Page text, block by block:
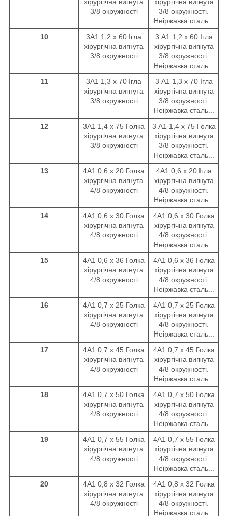
3/8 окружності
3/8 окружності.
Неіржавка сталь...
10
3А1 1,2 х 60 Ігла
хірургічна вигнута
3/8 окружності
3 А1 1,2 х 60 Ігла
хірургічна вигнута
3/8 окружності.
Неіржавка сталь...
11
3А1 1,3 х 70 Ігла
хірургічна вигнута
3/8 окружності
3 А1 1,3 х 70 Ігла
хірургічна вигнута
3/8 окружності.
Неіржавка сталь...
12
3А1 1,4 х 75 Голка
хірургічна вигнута
3/8 окружності
3 А1 1,4 х 75 Голка
хірургічна вигнута
3/8 окружності.
Неіржавка сталь...
13
4А1 0,6 х 20 Голка
хірургічна вигнута
4/8 окружності
4А1 0,6 х 20 Ігла
хірургічна вигнута
4/8 окружності.
Неіржавка сталь...
14
4А1 0,6 х 30 Голка
хірургічна вигнута
4/8 окружності
4А1 0,6 х 30 Голка
хірургічна вигнута
4/8 окружності.
Неіржавка сталь...
15
4А1 0,6 х 36 Голка
хірургічна вигнута
4/8 окружності
4А1 0,6 х 36 Голка
хірургічна вигнута
4/8 окружності.
Неіржавка сталь...
16
4А1 0,7 х 25 Голка
хірургічна вигнута
4/8 окружності
4А1 0,7 х 25 Голка
хірургічна вигнута
4/8 окружності.
Неіржавка сталь...
17
4А1 0,7 х 45 Голка
хірургічна вигнута
4/8 окружності
4А1 0,7 х 45 Голка
хірургічна вигнута
4/8 окружності.
Неіржавка сталь...
18
4А1 0,7 х 50 Голка
хірургічна вигнута
4/8 окружності
4А1 0,7 х 50 Голка
хірургічна вигнута
4/8 окружності.
Неіржавка сталь...
19
4А1 0,7 х 55 Голка
хірургічна вигнута
4/8 окружності
4А1 0,7 х 55 Голка
хірургічна вигнута
4/8 окружності.
Неіржавка сталь...
20
4А1 0,8 х 32 Голка
хірургічна вигнута
4/8 окружності
4А1 0,8 х 32 Голка
хірургічна вигнута
4/8 окружності.
Неіржавка сталь...